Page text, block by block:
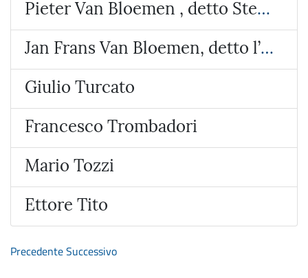
Pieter Van Bloemen , detto Stendardo
Jan Frans Van Bloemen, detto l’Orizzonte
Giulio Turcato
Francesco Trombadori
Mario Tozzi
Ettore Tito
PrecedenteSuccessivo